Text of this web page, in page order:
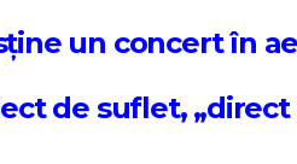
un concert în
de suflet, „direct